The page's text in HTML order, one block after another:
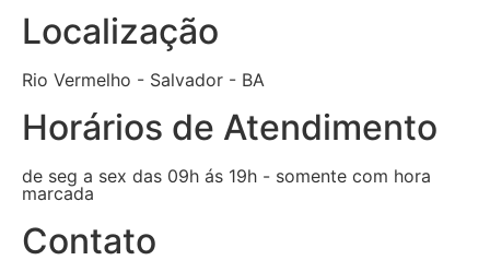
Localização
Rio Vermelho - Salvador - BA
Horários de Atendimento
de seg a sex das 09h ás 19h - somente com hora
marcada
Contato